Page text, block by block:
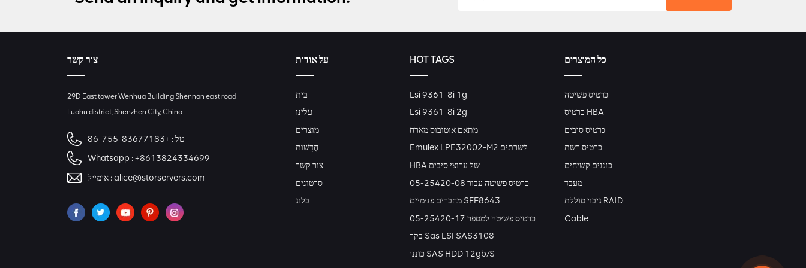
צור קשר
29D East tower Wenhua Building Shennan east road
Luohu district, Shenzhen City, China
טל : +86-755-83677183
Whatsapp :+8613824334699
אימייל :alice@storservers.com
על אודות
בית
עלינו
מוצרים
חֲדָשׁוֹת
צור קשר
סרטונים
בלוג
HOT TAGS
Lsi 9361-8i 1g
Lsi 9361-8i 2g
מתאם אוטובוס מארח
Emulex LPE32002-M2 לשרתים
HBA של ערוצי סיבים
כרטיס פשיטה עבור 05-25420-08
מחברים פנימיים SFF8643
כרטיס פשיטה למספר 05-25420-17
בקר Sas LSI SAS3108
כונני SAS HDD 12gb/s
כל המוצרים
כרטיס פשיטה
כרטיס HBA
כרטיס סיבים
כרטיס רשת
כוננים קשיחים
מעבד
גיבוי סוללת RAID
Cable